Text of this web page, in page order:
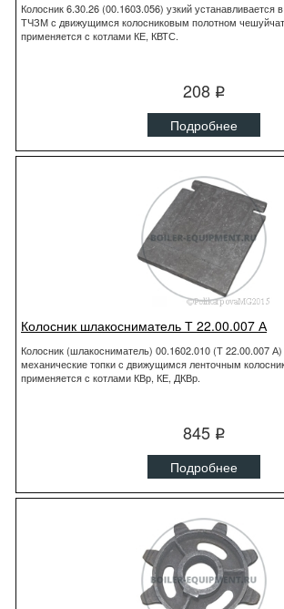
Колосник 6.30.26 (00.1603.056) узкий устанавливается
ТЧЗМ с движущимся колосниковым полотном
применяется с котлами КЕ, КВТС.
208 q
Подробнее
Колосник шлакосниматель Т 22.00.007 А
Колосник (шлакосниматель) 00.1602.010 (Т 22.00.007
механические топки с движущимся ленточным
применяется с котлами КВр, КЕ, ДКВр.
845 q
Подробнее